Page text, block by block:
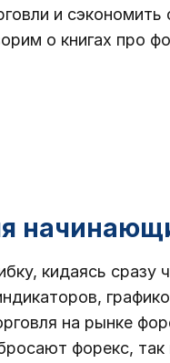
и сэкономить
о книгах про
кидаясь сразу
на рынке
форекс, так